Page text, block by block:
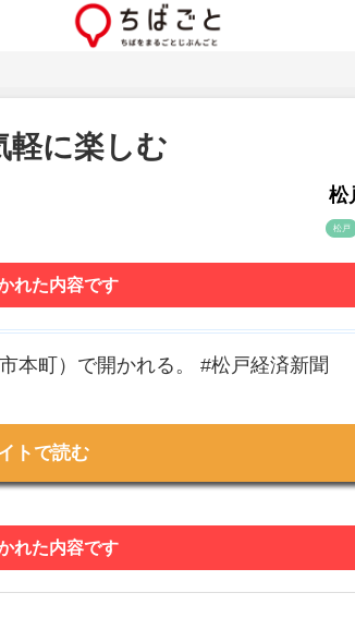
に楽しむ
松
松戸
れた内容です
本町）で開かれる。 #松戸経済新聞
トで読む
れた内容です